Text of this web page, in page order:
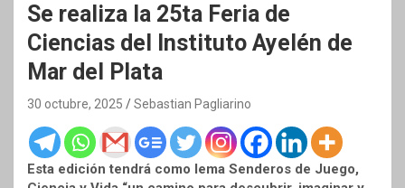
Se realiza la 25ta Feria de
Ciencias del Instituto Ayelén de
Mar del Plata
30 octubre, 2025 Sebastian Pagliarino
Esta edición tendrá como lema Senderos de Juego,